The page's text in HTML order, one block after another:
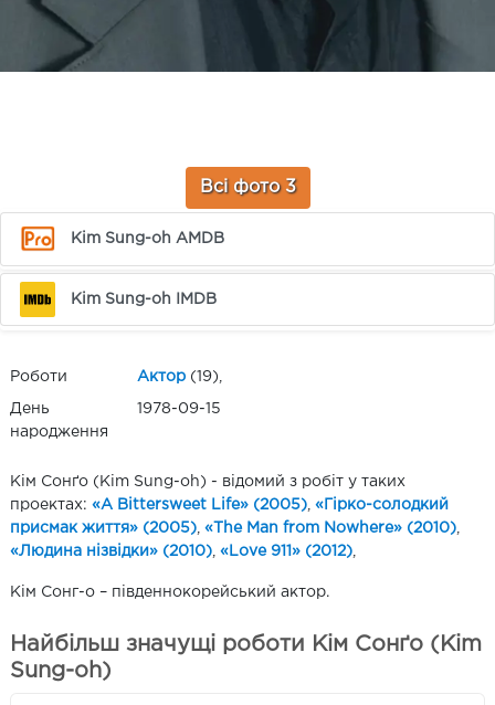
Всі фото 3
Kim Sung-oh AMDB
Kim Sung-oh IMDB
Роботи Актор (19),
День
народження
1978-09-15
Кім Сонґо (Kim Sung-oh) - відомий з робіт у таких
проектах: «A Bittersweet Life» (2005) «Гірко-солодкий
присмак життя» (2005) «The Man from Nowhere» (2010)
«Людина нізвідки» (2010) «Love 911» (2012)
Кім Сонг-о – південнокорейський актор.
Найбільш значущі роботи Кім Сонґо (Kim
Sung-oh)